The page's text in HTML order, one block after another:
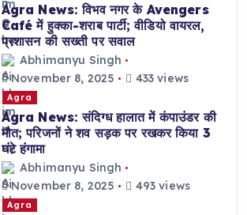
Agra News: विभव नगर के Avengers
Café में हुक्का-शराब पार्टी; वीडियो वायरल,
प्रशासन की सख्ती पर सवाल
Abhimanyu Singh
November 8, 2025
433 views
Agra
Agra News: संदिग्ध हालात में कंपाउंडर की
मौत; परिजनों ने शव सड़क पर रखकर किया 3
घंटे हंगामा
Abhimanyu Singh
November 8, 2025
493 views
Agra